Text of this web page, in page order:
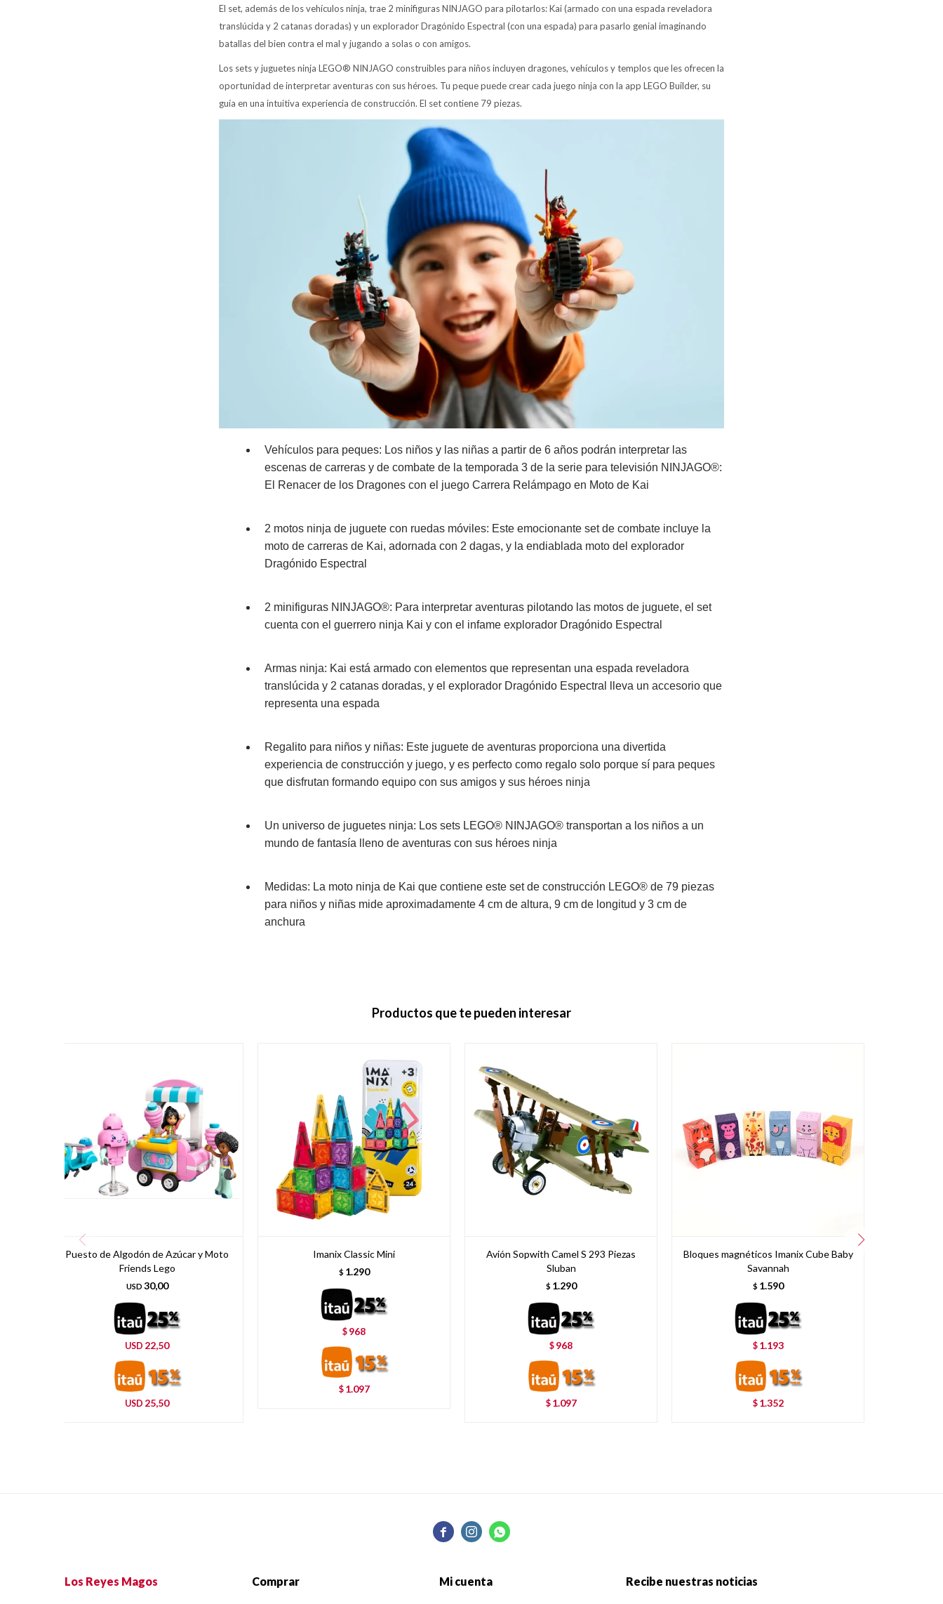
El set, además de los vehículos ninja, trae 2 minifiguras NINJAGO para pilotarlos: Kai (armado con una espada reveladora
translúcida y 2 catanas doradas) y un explorador Dragónido Espectral (con una espada) para pasarlo genial imaginando
batallas del bien contra el mal y jugando a solas o con amigos.
Los sets y juguetes ninja LEGO® NINJAGO construibles para niños incluyen dragones, vehículos y templos que les ofrecen la
oportunidad de interpretar aventuras con sus héroes. Tu peque puede crear cada juego ninja con la app LEGO Builder, su
guía en una intuitiva experiencia de construcción. El set contiene 79 piezas.
Vehículos para peques: Los niños y las niñas a partir de 6 años podrán interpretar las
escenas de carreras y de combate de la temporada 3 de la serie para televisión NINJAGO®:
El Renacer de los Dragones con el juego Carrera Relámpago en Moto de Kai
2 motos ninja de juguete con ruedas móviles: Este emocionante set de combate incluye la
moto de carreras de Kai, adornada con 2 dagas, y la endiablada moto del explorador
Dragónido Espectral
2 minifiguras NINJAGO®: Para interpretar aventuras pilotando las motos de juguete, el set
cuenta con el guerrero ninja Kai y con el infame explorador Dragónido Espectral
Armas ninja: Kai está armado con elementos que representan una espada reveladora
translúcida y 2 catanas doradas, y el explorador Dragónido Espectral lleva un accesorio que
representa una espada
Regalito para niños y niñas: Este juguete de aventuras proporciona una divertida
experiencia de construcción y juego, y es perfecto como regalo solo porque sí para peques
que disfrutan formando equipo con sus amigos y sus héroes ninja
Un universo de juguetes ninja: Los sets LEGO® NINJAGO® transportan a los niños a un
mundo de fantasía lleno de aventuras con sus héroes ninja
Medidas: La moto ninja de Kai que contiene este set de construcción LEGO® de 79 piezas
para niños y niñas mide aproximadamente 4 cm de altura, 9 cm de longitud y 3 cm de
anchura
Productos que te pueden interesar
Puesto de Algodón de Azúcar y Moto
Friends Lego
USD 30,00
USD 22,50
USD 25,50
Imanix Classic Mini
$ 1.290
$ 968
$ 1.097
Avión Sopwith Camel S 293 Piezas
Sluban
$ 1.290
$ 968
$ 1.097
Bloques magnéticos Imanix Cube Baby
Savannah
$ 1.590
$ 1.193
$ 1.352
  
Los Reyes Magos Comprar Mi cuenta Recibe nuestras noticias